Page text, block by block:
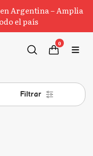
Argentina – Amplia
el país
0
Filtrar